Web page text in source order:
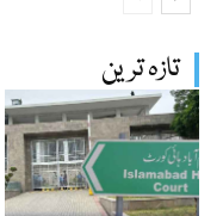
تازہ ترین